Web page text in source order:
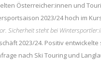
Österreicher:innen und
2023/24 hoch im
Sicherheit steht bei
2023/24. Positiv
nach Ski Touring und